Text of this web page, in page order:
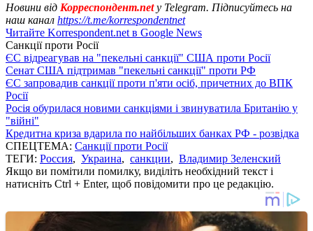
Новини від Корреспондент.netу Telegram. Підписуйтесь на
наш канал https://t.me/korrespondentnet
Читайте Korrespondent.net в Google News
Санкції проти Росії
ЄС відреагував на "пекельні санкції" США проти Росії
Сенат США підтримав "пекельні санкції" проти РФ
ЄС запровадив санкції проти п'яти осіб, причетних до ВПК
Росії
Росія обурилася новими санкціями і звинуватила Британію у
"війні"
Кредитна криза вдарила по найбільших банках РФ - розвідка
СПЕЦТЕМА: Санкції проти Росії
ТЕГИ: Россия, Украина, санкции, Владимир Зеленский
Якщо ви помітили помилку, виділіть необхідний текст і
натисніть Ctrl + Enter, щоб повідомити про це редакцію.